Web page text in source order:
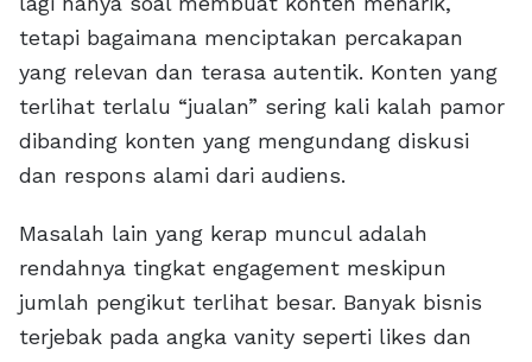
tetapi bagaimana menciptakan percakapan
yang relevan dan terasa autentik. Konten yang
terlihat terlalu “jualan” sering kali kalah pamor
dibanding konten yang mengundang diskusi
dan respons alami dari audiens.
Masalah lain yang kerap muncul adalah
rendahnya tingkat engagement meskipun
jumlah pengikut terlihat besar. Banyak bisnis
terjebak pada angka vanity seperti likes dan